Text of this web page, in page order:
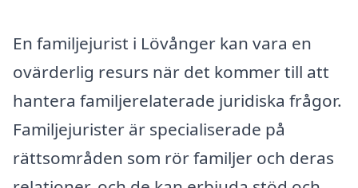
En familjejurist i Lövånger kan vara en
ovärderlig resurs när det kommer till att
hantera familjerelaterade juridiska frågor.
Familjejurister är specialiserade på
rättsområden som rör familjer och deras